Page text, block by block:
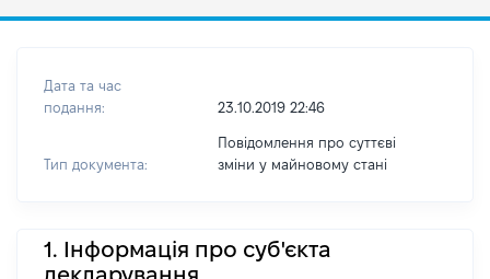
Дата та час
подання:
23.10.2019 22:46
Тип документа:
Повідомлення про суттєві
зміни y майновому стані
1. Інформація про суб'єкта
декларування